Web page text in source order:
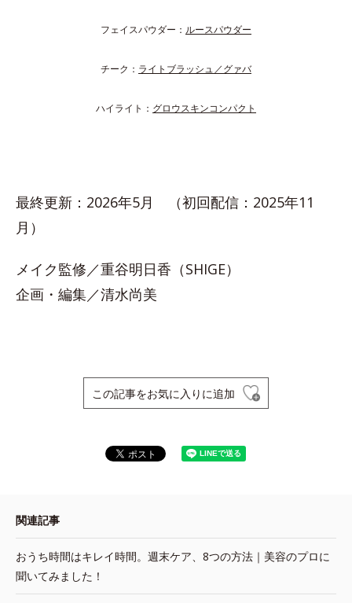
フェイスパウダー： ルースパウダー
チーク： ライトブラッシュ／グァバ
ハイライト： グロウスキンコンパクト
最終更新：2026年5月 （初回配信：2025年11
月）
メイク監修／重谷明日香（SHIGE）
企画・編集／清水尚美
この記事をお気に入りに追加
関連記事
おうち時間はキレイ時間。週末ケア、8つの方法｜美容のプロに
聞いてみました！